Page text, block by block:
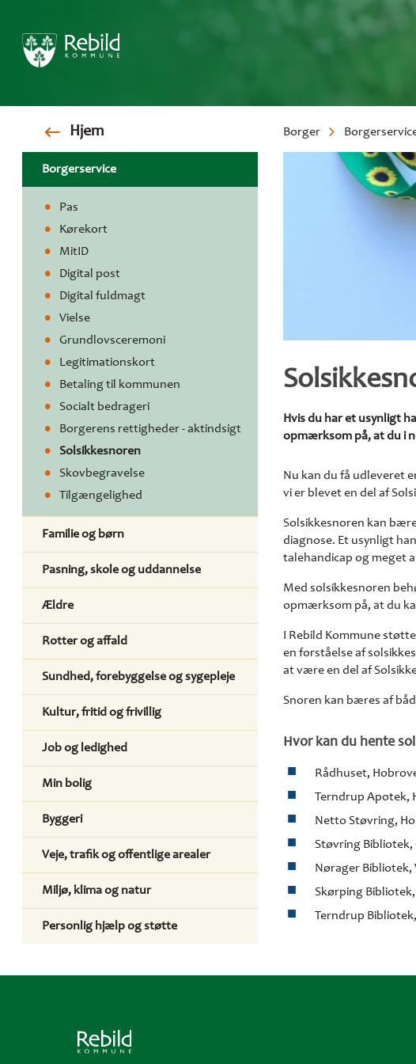
hovedindhold
Hjem
Brødkrumme
Borger
Borgerservice
Pas
Kørekort
MitID
Digital post
Digital fuldmagt
Vielse
Grundlovsceremoni
Legitimationskort
Betaling til kommunen
Socialt bedrageri
Borgerens rettigheder - aktindsigt
Solsikkesnoren
Skovbegravelse
Tilgængelighed
Familie og børn
Pasning, skole og uddannelse
Ældre
Rotter og affald
Sundhed, forebyggelse og sygepleje
Kultur, fritid og frivillig
Job og ledighed
Min bolig
Byggeri
Veje, trafik og offentlige arealer
Miljø, klima og natur
Personlig hjælp og støtte
Hvis du har et usynligt
opmærksom på, at du i
Nu kan du få udleveret
vi er blevet en del af
Solsikkesnoren kan
diagnose. Et usynligt
talehandicap og meget
Med solsikkesnoren
opmærksom på, at du
I Rebild Kommune
en forståelse af
at være en del af
Snoren kan bæres af
Hvor kan du hente
Rådhuset,
Terndrup Apotek,
Netto Støvring,
Støvring Bibliotek,
Nørager Bibliotek,
Skørping Bibliotek,
Terndrup Bibliotek,